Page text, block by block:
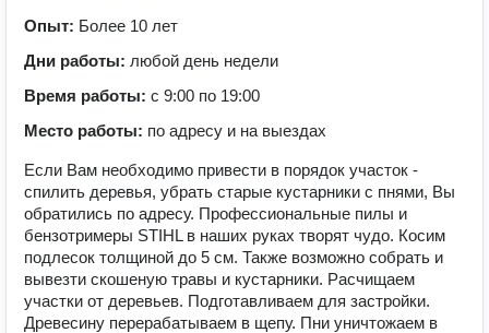
Опыт: Более 10 лет
Дни работы: любой день недели
Время работы: с 9:00 по 19:00
Место работы: по адресу и на выездах
Если Вам необходимо привести в порядок участок -
спилить деревья, убрать старые кустарники с пнями, Вы
обратились по адресу. Профессиональные пилы и
бензотримеры STIHL в наших руках творят чудо. Косим
подлесок толщиной до 5 см. Также возможно собрать и
вывезти скошеную травы и кустарники. Расчищаем
участки от деревьев. Подготавливаем для застройки.
Древесину перерабатываем в щепу. Пни уничтожаем в